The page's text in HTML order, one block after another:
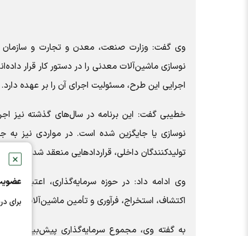
✕
برای
وی گفت: وزارت صنعت، معدن و تجارت و سازمان
نوسازی ماشین‌آلات معدنی را در دستور کار قرار
اجرایی این طرح، مسئولیت اجرای آن را بر عهده دارد.
نوسازی یا جایگزین شده است. در مواردی نیز به
تولیدکنندگان داخلی، قرارداد‌هایی منعقد شد تا
وی ادامه داد: در حوزه سرمایه‌گذاری،
اکتشاف، استخراج، فرآوری و تأمین ماشین‌آلات
به گفته وی، مجموع سرمایه‌گذاری